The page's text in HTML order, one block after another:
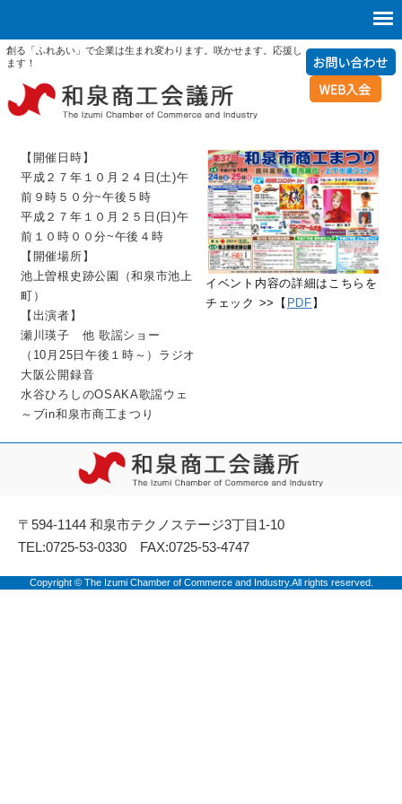
創る「ふれあい」で企業は生まれ変わります。咲かせます。応援し
ます！
【開催日時】
平成２７年１０月２４日(土)午
前９時５０分~午後５時
平成２７年１０月２５日(日)午
前１０時００分~午後４時
【開催場所】
池上曽根史跡公園（和泉市池上
町）
【出演者】
瀬川瑛子 他 歌謡ショー
（10月25日午後１時～）ラジオ
大阪公開録音
水谷ひろしのOSAKA歌謡ウェ
～ブin和泉市商工まつり
イベント内容の詳細はこちらを
チェック >>【 PDF】
〒594-1144 和泉市テクノステージ3丁目1-10
TEL:0725-53-0330 FAX:0725-53-4747
Copyright © The Izumi Chamber of Commerce and Industry.All rights reserved.